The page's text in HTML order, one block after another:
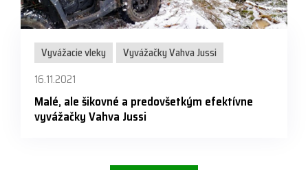
Vyvážacie vleky
Vyvážačky Vahva Jussi
16.11.2021
Malé, ale šikovné a predovšetkým efektívne
vyvážačky Vahva Jussi